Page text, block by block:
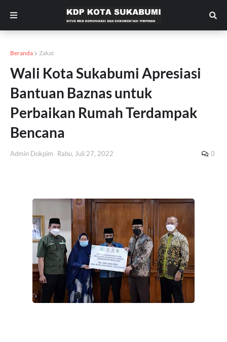
Beranda Zakat
Wali Kota Sukabumi Apresiasi
Bantuan Baznas untuk
Perbaikan Rumah Terdampak
Bencana
Admin Dokpim Rabu, Juli 27, 2022 0